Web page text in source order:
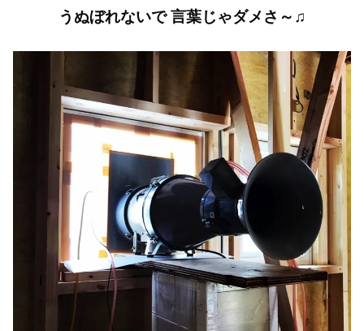
うぬぼれないで 言葉じゃダメさ～♫